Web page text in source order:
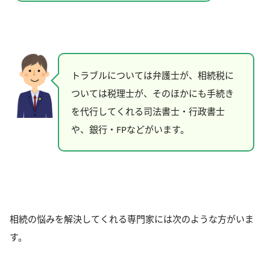
トラブルについては弁護士が、相続税に
ついては税理士が、そのほかにも手続き
を代行してくれる司法書士・行政書士
や、銀行・FPなどがいます。
相続の悩みを解決してくれる専門家には次のような方がいま
す。